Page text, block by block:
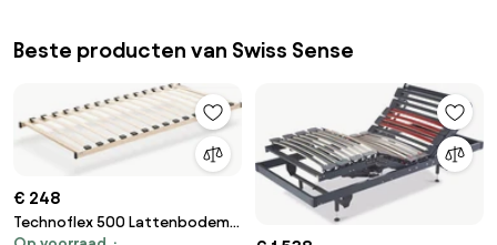
Beste producten van Swiss Sense
€ 248
Technoflex 500 Lattenbodem